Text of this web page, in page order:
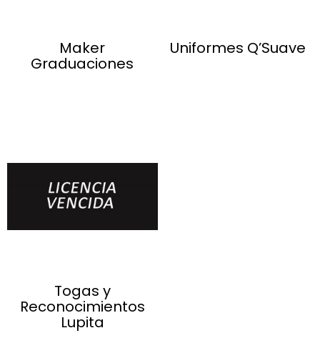
Maker
Graduaciones
Uniformes Q’Suave
Togas y
Reconocimientos
Lupita